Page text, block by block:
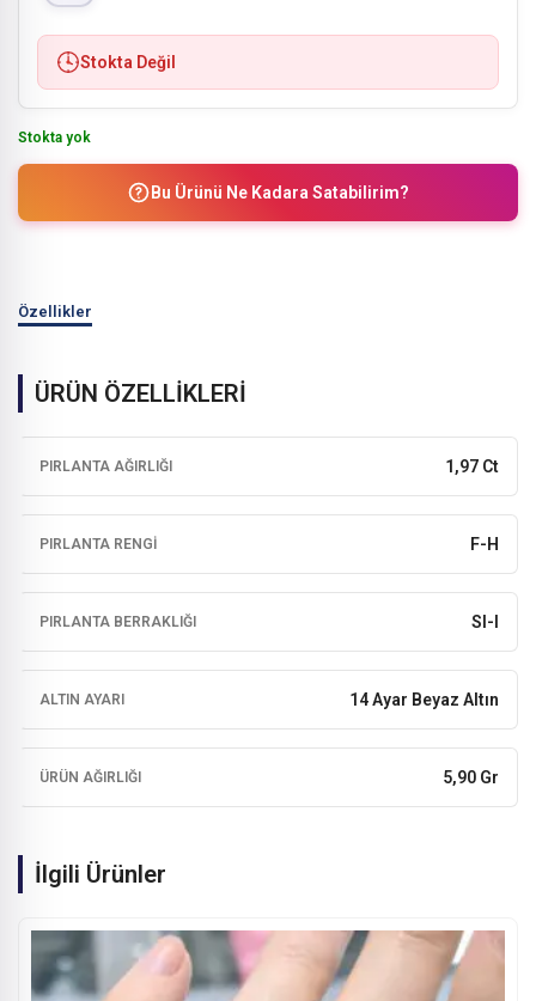
Stokta Değil
Stokta yok
Bu Ürünü Ne Kadara Satabilirim?
Özellikler
ÜRÜN ÖZELLİKLERİ
PIRLANTA AĞIRLIĞI 1,97 Ct
PIRLANTA RENGI F-H
PIRLANTA BERRAKLIĞI SI-I
ALTIN AYARI 14 Ayar Beyaz Altın
ÜRÜN AĞIRLIĞI 5,90 Gr
İlgili Ürünler